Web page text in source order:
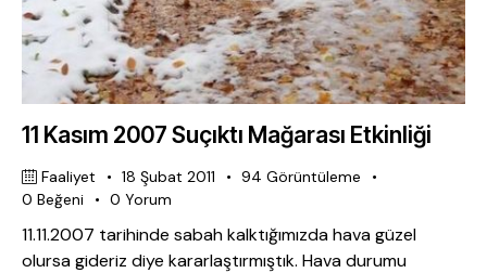
11 Kasım 2007 Suçıktı Mağarası Etkinliği
Faaliyet 18 Şubat 2011 94 Görüntüleme
0 Beğeni 0 Yorum
11.11.2007 tarihinde sabah kalktığımızda hava güzel
olursa gideriz diye kararlaştırmıştık. Hava durumu